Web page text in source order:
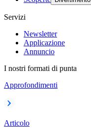
Servizi
Newsletter
Applicazione
Annuncio
I nostri formati di punta
Approfondimenti
Articolo